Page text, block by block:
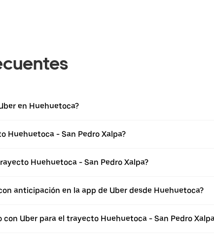
en Huehuetoca?
Huehuetoca - San Pedro Xalpa?
Huehuetoca - San Pedro Xalpa?
anticipación en la app de Uber desde Huehuetoca?
Uber para el trayecto Huehuetoca - San Pedro